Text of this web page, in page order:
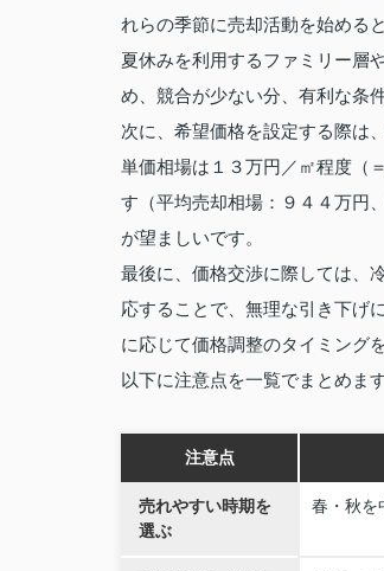
れらの季節に売却活動を始める
夏休みを利用するファミリー層
め、競合が少ない分、有利な条
次に、希望価格を設定する際は
単価相場は１３万円／㎡程度（
す（平均売却相場：９４４万円
が望ましいです。
最後に、価格交渉に際しては、
応することで、無理な引き下げ
に応じて価格調整のタイミング
以下に注意点を一覧でまとめま
注意点
売れやすい時期を
選ぶ
春・秋を